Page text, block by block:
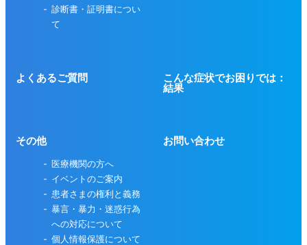
診断書・証明書につい
て
よくあるご質問 こんな症状でお困りでは：
結果
その他
医療機関の方へ
イベントのご案内
患者さまの権利と義務
暴言・暴力・迷惑行為
への対応について
個人情報保護について
お問い合わせ